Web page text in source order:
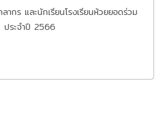
กร และนักเรียนโรงเรียนห้วยยอดร่วม
ระจำปี 2566